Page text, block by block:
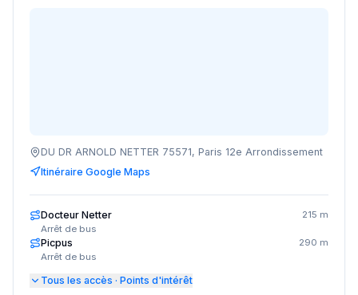
DU DR ARNOLD NETTER 75571, Paris 12e Arrondissement
Itinéraire Google Maps
Docteur Netter
Arrêt de bus
215 m
Picpus
Arrêt de bus
290 m
Tous les accès · Points d'intérêt